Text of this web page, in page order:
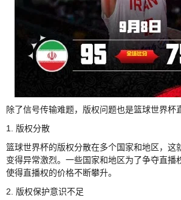
除了信号传输难题，版权问题也是篮球世界杯
1. 版权分散
篮球世界杯的版权分散在多个国家和地区，这
变得异常激烈。一些国家和地区为了争夺直播
使得直播权的价格不断攀升。
2. 版权保护意识不足